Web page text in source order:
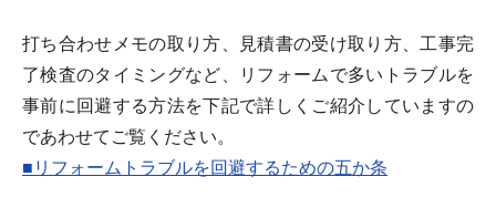
打ち合わせメモの取り方、見積書の受け取り方、工事完
了検査のタイミングなど、リフォームで多いトラブルを
事前に回避する方法を下記で詳しくご紹介していますの
であわせてご覧ください。
■リフォームトラブルを回避するための五か条